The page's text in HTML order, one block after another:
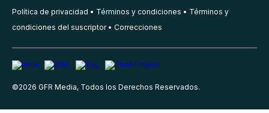
Política de privacidad Términos y condiciones
Términos y
condiciones del suscriptor
Correcciones
©2026 GFR Media, Todos los Derechos Reservados.